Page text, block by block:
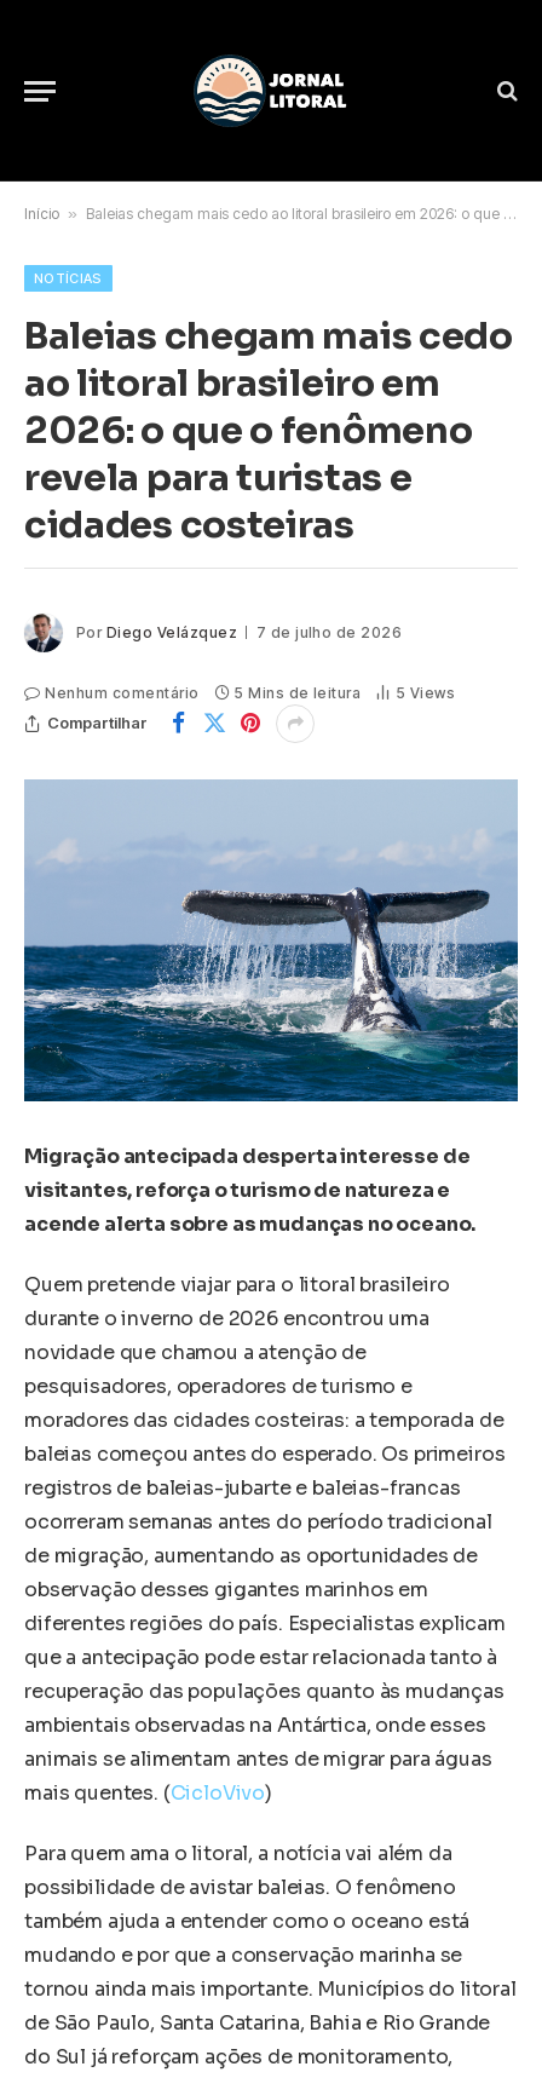
Início » Baleias chegam mais cedo ao litoral brasileiro em 2026: o que o fenômeno revela para turistas e cidades costeiras
NOTÍCIAS
Baleias chegam mais cedo
ao litoral brasileiro em
2026: o que o fenômeno
revela para turistas e
cidades costeiras
Por Diego Velázquez 7 de julho de 2026
Nenhum comentário 5 Mins de leitura 5 Views
Compartilhar
Migração antecipada desperta interesse de
visitantes, reforça o turismo de natureza e
acende alerta sobre as mudanças no oceano.
Quem pretende viajar para o litoral brasileiro
durante o inverno de 2026 encontrou uma
novidade que chamou a atenção de
pesquisadores, operadores de turismo e
moradores das cidades costeiras: a temporada de
baleias começou antes do esperado. Os primeiros
registros de baleias-jubarte e baleias-francas
ocorreram semanas antes do período tradicional
de migração, aumentando as oportunidades de
observação desses gigantes marinhos em
diferentes regiões do país. Especialistas explicam
que a antecipação pode estar relacionada tanto à
recuperação das populações quanto às mudanças
ambientais observadas na Antártica, onde esses
animais se alimentam antes de migrar para águas
mais quentes. (CicloVivo)
Para quem ama o litoral, a notícia vai além da
possibilidade de avistar baleias. O fenômeno
também ajuda a entender como o oceano está
mudando e por que a conservação marinha se
tornou ainda mais importante. Municípios do litoral
de São Paulo, Santa Catarina, Bahia e Rio Grande
do Sul já reforçam ações de monitoramento,